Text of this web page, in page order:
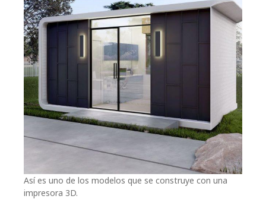
Así es uno de los modelos que se construye con una
impresora 3D.